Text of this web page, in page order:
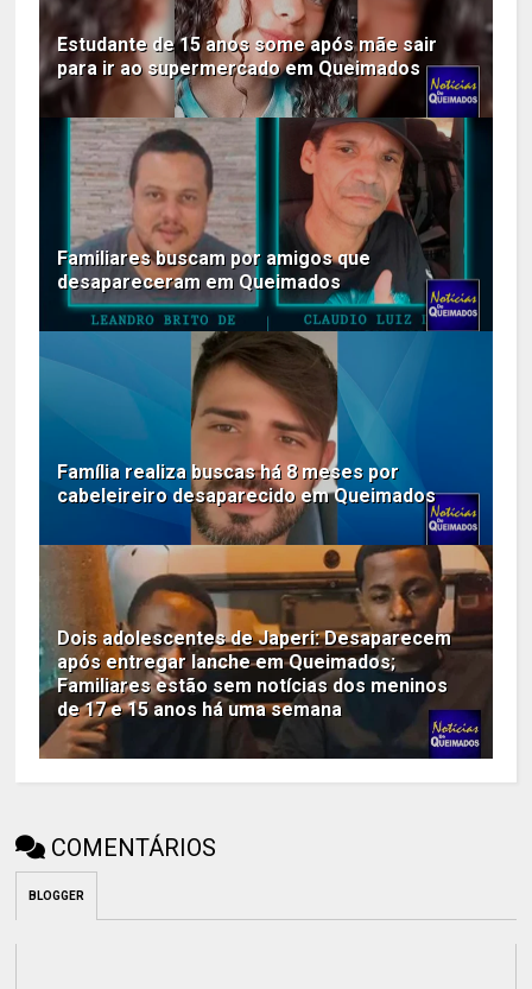
Estudante de 15 anos some após mãe sair
para ir ao supermercado em Queimados
Familiares buscam por amigos que
desapareceram em Queimados
Família realiza buscas há 8 meses por
cabeleireiro desaparecido em Queimados
Dois adolescentes de Japeri: Desaparecem
após entregar lanche em Queimados;
Familiares estão sem notícias dos meninos
de 17 e 15 anos há uma semana
COMENTÁRIOS
BLOGGER